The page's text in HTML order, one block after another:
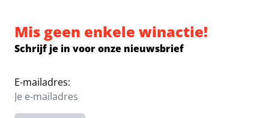
Mis geen enkele winactie!
Schrijf je in voor onze nieuwsbrief
E-mailadres: